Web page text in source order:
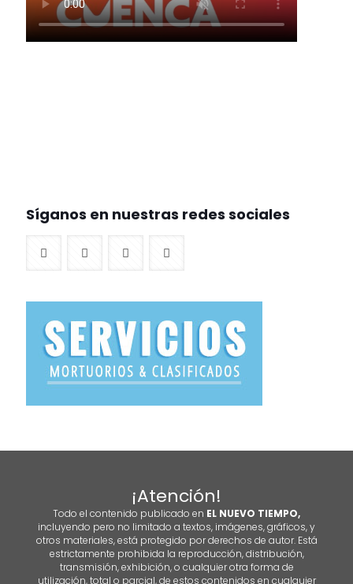
Síganos en nuestras redes sociales
¡Atención!
Todo el contenido publicado en EL NUEVO TIEMPO,
incluyendo pero no limitado a textos, imágenes, gráficos, y
otros materiales, está protegido por derechos de autor. Está
estrictamente prohibida la reproducción, distribución,
transmisión, exhibición, o cualquier otra forma de
utilización, total o parcial, de estos contenidos en cualquier